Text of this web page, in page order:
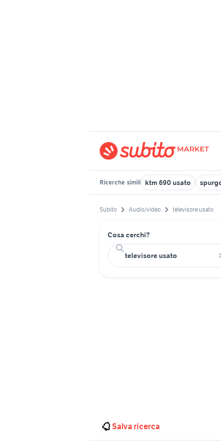
Ricerche simili ktm 690 usato
Subito Audio/video televisore usato
Cosa cerchi?
Salva ricerca